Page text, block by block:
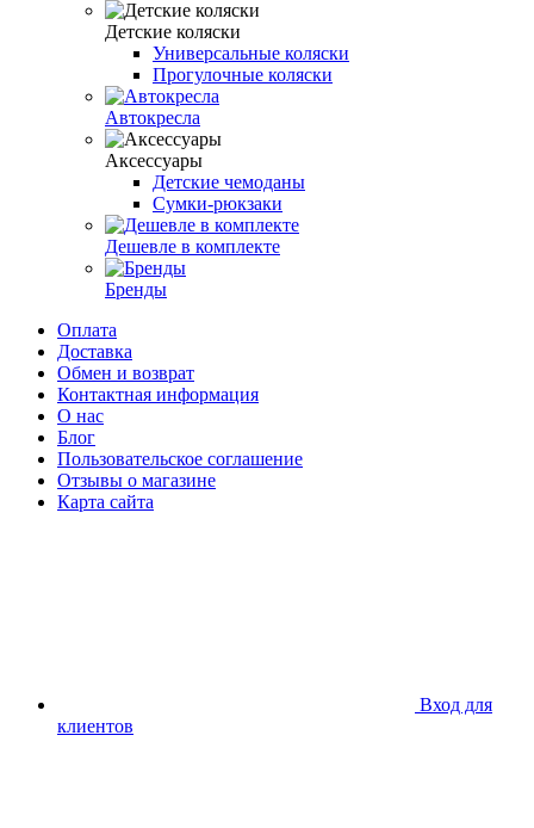
Детские коляски
Универсальные коляски
Прогулочные коляски
Автокресла
Аксессуары
Детские чемоданы
Сумки-рюкзаки
Дешевле в комплекте
Бренды
Оплата
Доставка
Обмен и возврат
Контактная информация
О нас
Блог
Пользовательское соглашение
Отзывы о магазине
Карта сайта
Вход для
клиентов